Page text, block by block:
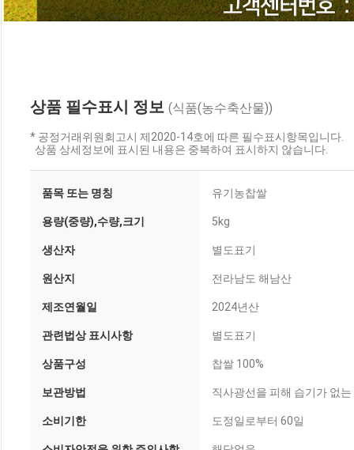
상품 필수표시 정보 (식품(농수축산물))
* 공정거래위원회고시 제2020-14호에 따른 필수표시항목입니다.
상품 상세정보에 표시된 내용은 중복하여 표시하지 않습니다.
품목 또는 명칭 유기농찹쌀
용량(중량),수량,크기 5kg
생산자 별도표기
원산지 전라남도 해남산
제조연월일 2024년산
관련법상 표시사항 별도표기
상품구성 찹쌀 100%
보관방법 직사광선을 피해 습기가 없
소비기한 도정일로부터 60일